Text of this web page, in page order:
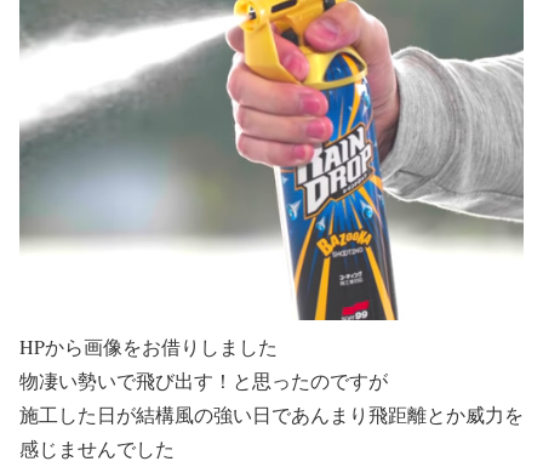
HPから画像をお借りしました
物凄い勢いで飛び出す！と思ったのですが
施工した日が結構風の強い日であんまり飛距離とか威力を
感じませんでした